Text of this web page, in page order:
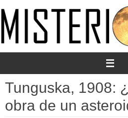
al
contenido
Tunguska, 1908:
obra de un